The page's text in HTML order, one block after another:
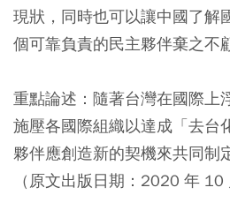
現狀，同時也可以讓中國了解
個可靠負責的民主夥伴棄之不
重點論述：隨著台灣在國際上
施壓各國際組織以達成「去台
夥伴應創造新的契機來共同制
（原文出版日期：2020 年 10